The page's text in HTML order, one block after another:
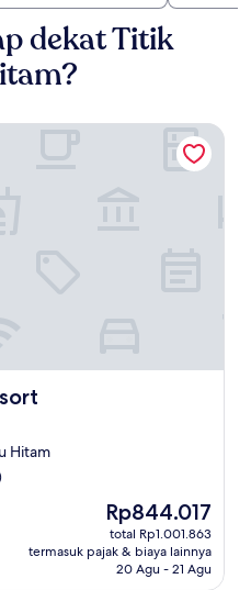
dekat Titik
Hitam
Harga
sekarang
Rp844.017
Rp844.017
total Rp1.001.863
termasuk pajak & biaya lainnya
20 Agu - 21 Agu